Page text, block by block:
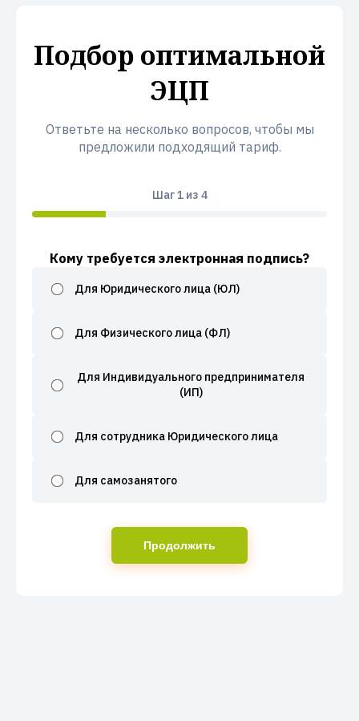
Подбор оптимальной
ЭЦП
Ответьте на несколько вопросов, чтобы мы
предложили подходящий тариф.
Шаг1из 4
Кому требуется электронная подпись?
Для Юридического лица (ЮЛ)
Для Физического лица (ФЛ)
Для Индивидуального предпринимателя
(ИП)
Для сотрудника Юридического лица
Для самозанятого
Продолжить